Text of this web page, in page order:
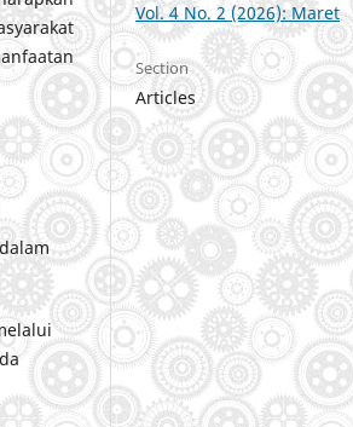
Vol. 4 No. 2 (2026): Maret
Section
Articles